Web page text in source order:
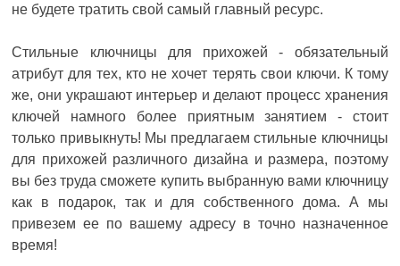
не будете тратить свой самый главный ресурс.
Стильные ключницы для прихожей - обязательный
атрибут для тех, кто не хочет терять свои ключи. К тому
же, они украшают интерьер и делают процесс хранения
ключей намного более приятным занятием - стоит
только привыкнуть! Мы предлагаем стильные ключницы
для прихожей различного дизайна и размера, поэтому
вы без труда сможете купить выбранную вами ключницу
как в подарок, так и для собственного дома. А мы
привезем ее по вашему адресу в точно назначенное
время!